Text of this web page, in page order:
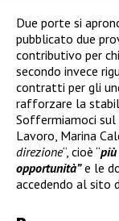
Due porte si
pubblicato due
contributivo per
secondo invece
contratti per gli
rafforzare la
Soffermiamoci sul
Lavoro, Marina
direzione“, cioè “più
opportunità”e le
accedendo al sito